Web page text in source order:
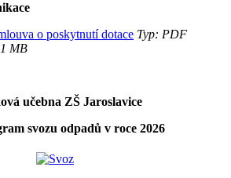
o poskytnutí dotace Typ: PDF
MB
učebna ZŠ Jaroslavice
svozu odpadů v roce 2026